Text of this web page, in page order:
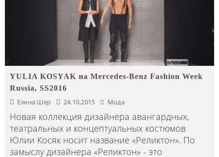
YULIA KOSYAK на Mercedes-Benz Fashion Week
Russia, SS2016
Елена Шер 24.10.2015 Мода
Новая коллекция дизайнера авангардных,
театральных и концептуальных костюмов
Юлии Косяк носит название «Реликтон». По
замыслу дизайнера «Реликтон» - это